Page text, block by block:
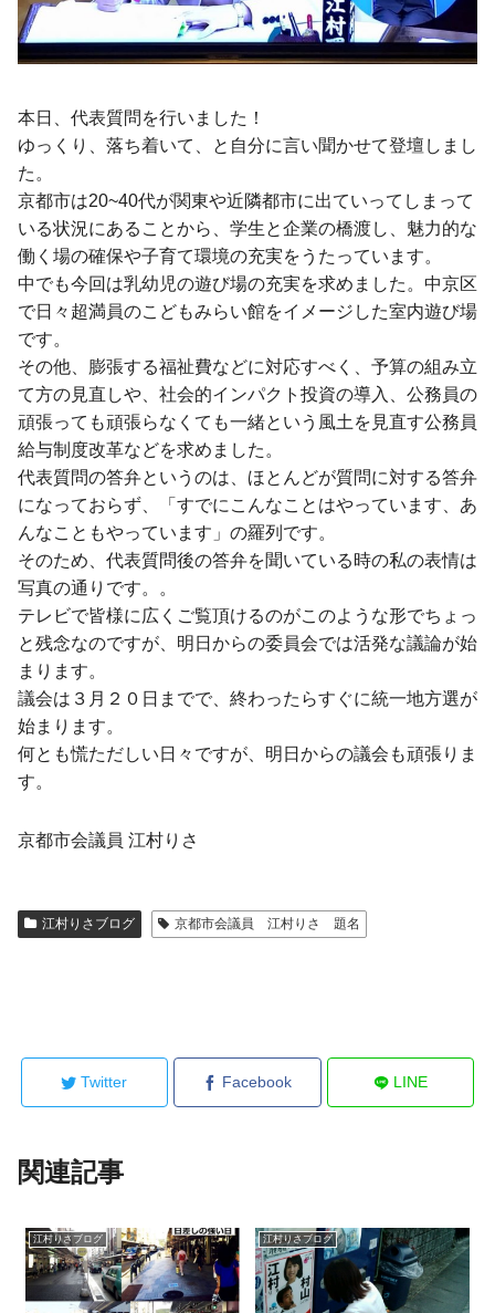
本日、代表質問を行いました！
ゆっくり、落ち着いて、と自分に言い聞かせて登壇しまし
た。
京都市は20~40代が関東や近隣都市に出ていってしまって
いる状況にあることから、学生と企業の橋渡し、魅力的な
働く場の確保や子育て環境の充実をうたっています。
中でも今回は乳幼児の遊び場の充実を求めました。中京区
で日々超満員のこどもみらい館をイメージした室内遊び場
です。
その他、膨張する福祉費などに対応すべく、予算の組み立
て方の見直しや、社会的インパクト投資の導入、公務員の
頑張っても頑張らなくても一緒という風土を見直す公務員
給与制度改革などを求めました。
代表質問の答弁というのは、ほとんどが質問に対する答弁
になっておらず、「すでにこんなことはやっています、あ
んなこともやっています」の羅列です。
そのため、代表質問後の答弁を聞いている時の私の表情は
写真の通りです。。
テレビで皆様に広くご覧頂けるのがこのような形でちょっ
と残念なのですが、明日からの委員会では活発な議論が始
まります。
議会は３月２０日までで、終わったらすぐに統一地方選が
始まります。
何とも慌ただしい日々ですが、明日からの議会も頑張りま
す。
京都市会議員 江村りさ
江村りさブログ 京都市会議員 江村りさ 題名
Twitter Facebook LINE
関連記事
江村りさブログ 江村りさブログ